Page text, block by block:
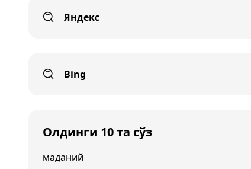
Яндекс
Bing
Олдинги 10 та сўз
маданий